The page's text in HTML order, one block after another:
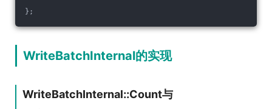
};
WriteBatchInternal的实现
WriteBatchInternal::Count与